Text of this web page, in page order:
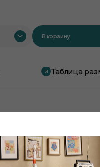
В корзину
Таблица